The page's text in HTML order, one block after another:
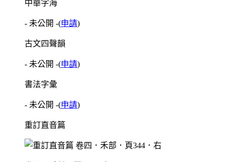
中華字海
- 未公開 -(申請)
古文四聲韻
- 未公開 -(申請)
書法字彙
- 未公開 -(申請)
重訂直音篇